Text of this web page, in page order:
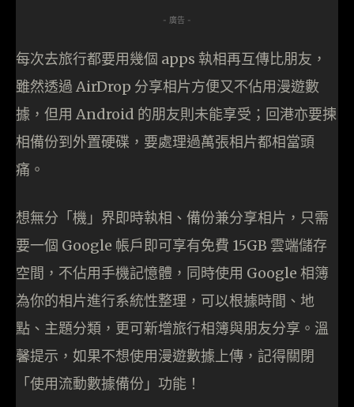
- 廣告 -
每次去旅行都要用幾個 apps 執相再互傳比朋友，
雖然透過 AirDrop 分享相片方便又不佔用漫遊數
據，但用 Android 的朋友則未能享受；回港亦要揀
相備份到外置硬碟，要處理過萬張相片都相當頭
痛。
想無分「機」界即時執相、備份兼分享相片，只需
要一個 Google 帳戶即可享有免費 15GB 雲端儲存
空間，不佔用手機記憶體，同時使用 Google 相簿
為你的相片進行系統性整理，可以根據時間、地
點、主題分類，更可新增旅行相簿與朋友分享。溫
馨提示，如果不想使用漫遊數據上傳，記得關閉
「使用流動數據備份」功能！